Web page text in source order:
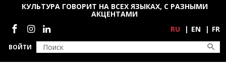
Перейти к основному содержанию
ВОЙТИ
КУЛЬТУРА ГОВОРИТ НА ВСЕХ ЯЗЫКАХ, С РАЗНЫМИ
АКЦЕНТАМИ
Социальные сети
RU EN FR